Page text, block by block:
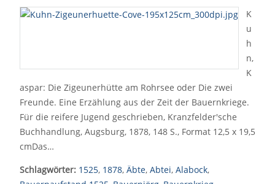
K
u
h
n,
K
aspar: Die Zigeunerhütte am Rohrsee oder Die zwei
Freunde. Eine Erzählung aus der Zeit der Bauernkriege.
Für die reifere Jugend geschrieben, Kranzfelder'sche
Buchhandlung, Augsburg, 1878, 148 S., Format 12,5 x 19,5
cmDas…
Schlagwörter: 1525, 1878, Äbte, Abtei, Alabock,